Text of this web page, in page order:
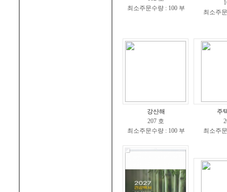
최소주문수량 : 100 부
최소주
강산해
207 호
최소주문수량 : 100 부
주
최소주